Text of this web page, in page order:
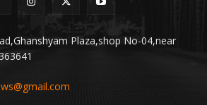
Plaza,shop No-04,near